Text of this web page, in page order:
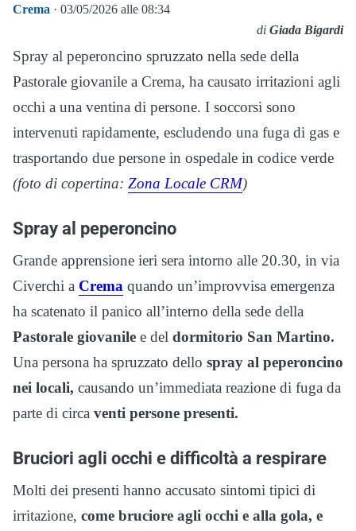
Crema · 03/05/2026 alle 08:34
di Giada Bigardi
Spray al peperoncino spruzzato nella sede della
Pastorale giovanile a Crema, ha causato irritazioni agli
occhi a una ventina di persone. I soccorsi sono
intervenuti rapidamente, escludendo una fuga di gas e
trasportando due persone in ospedale in codice verde
(foto di copertina: Zona Locale CRM)
Spray al peperoncino
Grande apprensione ieri sera intorno alle 20.30, in via
Civerchi a Crema quando un’improvvisa emergenza
ha scatenato il panico all’interno della sede della
Pastorale giovanile e del dormitorio San Martino.
Una persona ha spruzzato dello spray al peperoncino
nei locali, causando un’immediata reazione di fuga da
parte di circa venti persone presenti.
Bruciori agli occhi e difficoltà a respirare
Molti dei presenti hanno accusato sintomi tipici di
irritazione, come bruciore agli occhi e alla gola, e